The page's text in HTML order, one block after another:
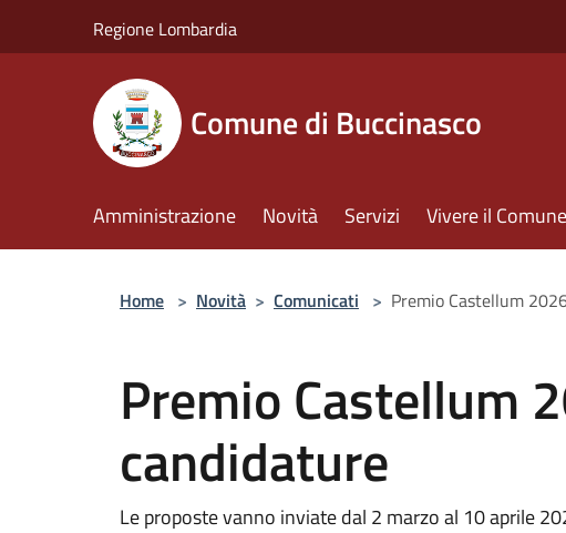
Regione Lombardia
Comune di Buccinasco
Amministrazione Novità Servizi Vivere il Comune
Home > Novità > Comunicati > Premio Castellum
Premio Castellum
candidature
Le proposte vanno inviate dal 2 marzo al 10 aprile